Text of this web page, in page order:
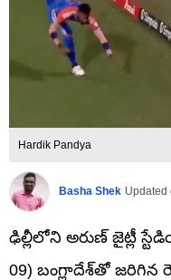
Hardik Pandya
Basha Shek Updated
ఢిల్లీలోని అరుణ్ జైట్లీ
09) బంగ్లాదేశ్‌తో